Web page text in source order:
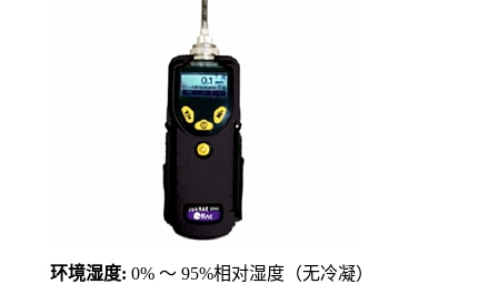
环境湿度: 0% ～ 95%相对湿度（无冷凝）